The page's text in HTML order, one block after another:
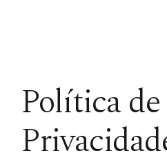
Política de